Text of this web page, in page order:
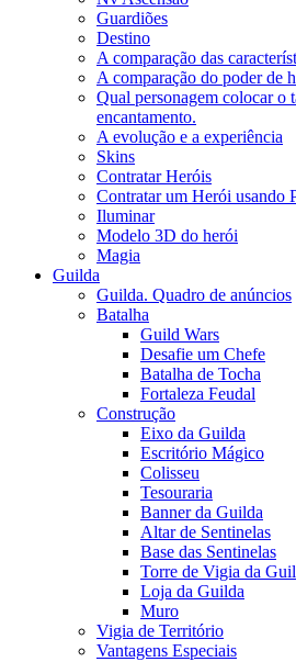
Guardiões
Destino
A comparação das
A comparação do poder de
Qual personagem colocar o
encantamento.
A evolução e a experiência
Skins
Contratar Heróis
Contratar um Herói usando
Iluminar
Modelo 3D do herói
Magia
Guilda
Guilda. Quadro de anúncios
Batalha
Guild Wars
Desafie um Chefe
Batalha de Tocha
Fortaleza Feudal
Construção
Eixo da Guilda
Escritório Mágico
Colisseu
Tesouraria
Banner da Guilda
Altar de Sentinelas
Base das Sentinelas
Torre de Vigia da
Loja da Guilda
Muro
Vigia de Território
Vantagens Especiais